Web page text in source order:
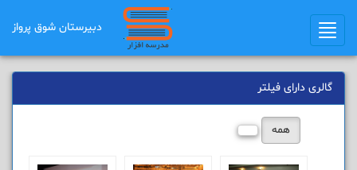
Toggle
navigation
دبیرستان شوق ﭘرواز
گالری دارای فیلتر
همه